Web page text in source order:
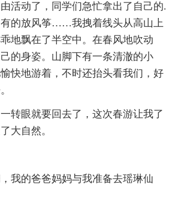
活动了，同学们急忙拿出了自己的.
的放风筝……我拽着线头从高山上
地飘在了半空中。在春风地吹动
的身姿。山脚下有一条清澈的小
快地游着，不时还抬头看我们，好
转眼就要回去了，这次春游让我了
大自然。
我的爸爸妈妈与我准备去瑶琳仙